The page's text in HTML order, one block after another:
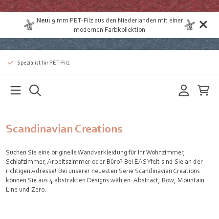
Neu: 9 mm PET-Filz aus den Niederlanden mit einer
modernen Farbkollektion
Spezialist für PET-Filz
Scandinavian Creations
Suchen Sie eine originelle Wandverkleidung für Ihr Wohnzimmer,
Schlafzimmer, Arbeitszimmer oder Büro? Bei EASYfelt sind Sie an der
richtigen Adresse! Bei unserer neuesten Serie Scandinavian Creations
können Sie aus 4 abstrakten Designs wählen: Abstract, Bow, Mountain
Line und Zero.